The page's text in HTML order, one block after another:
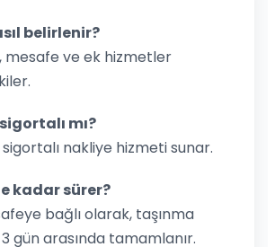
belirlenir?
mesafe ve ek hizmetler
mı?
nakliye hizmeti sunar.
kadar sürer?
bağlı olarak, taşınma
gün arasında tamamlanır.